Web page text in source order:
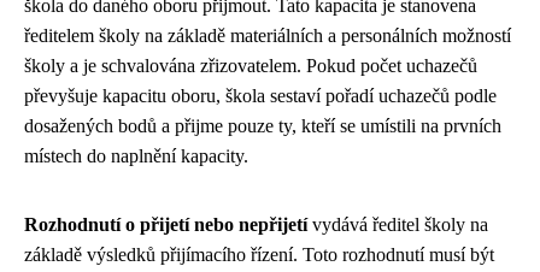
škola do daného oboru přijmout. Tato kapacita je stanovena
ředitelem školy na základě materiálních a personálních možností
školy a je schvalována zřizovatelem. Pokud počet uchazečů
převyšuje kapacitu oboru, škola sestaví pořadí uchazečů podle
dosažených bodů a přijme pouze ty, kteří se umístili na prvních
místech do naplnění kapacity.
Rozhodnutí o přijetí nebo nepřijetívydává ředitel školy na
základě výsledků přijímacího řízení. Toto rozhodnutí musí být